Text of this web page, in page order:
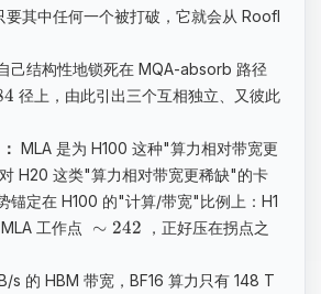
要其中任何一个被打破，它就会从 Roofl
己结构性地锁死在 MQA-absorb 路径
径上，由此引出三个互相独立、又彼此
MLA 是为 H100 这种"算力相对带宽更
H20 这类"算力相对带宽更稀缺"的卡
锚定在 H100 的"计算/带宽"比例上：H1
MLA 工作点 ∼ 242 ，正好压在拐点之
s 的 HBM 带宽，BF16 算力只有 148 T